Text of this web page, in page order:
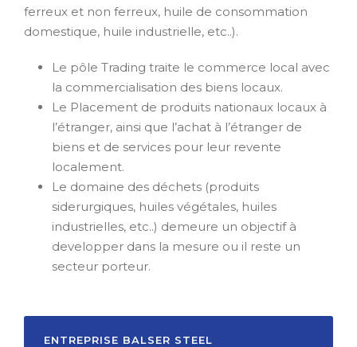
ferreux et non ferreux, huile de consommation
domestique, huile industrielle, etc..).
Le pôle Trading traite le commerce local avec
la commercialisation des biens locaux.
Le Placement de produits nationaux locaux à
l’étranger, ainsi que l’achat à l’étranger de
biens et de services pour leur revente
localement.
Le domaine des déchets (produits
siderurgiques, huiles végétales, huiles
industrielles, etc..) demeure un objectif à
developper dans la mesure ou il reste un
secteur porteur.
ENTREPRISE BALSER STEEL